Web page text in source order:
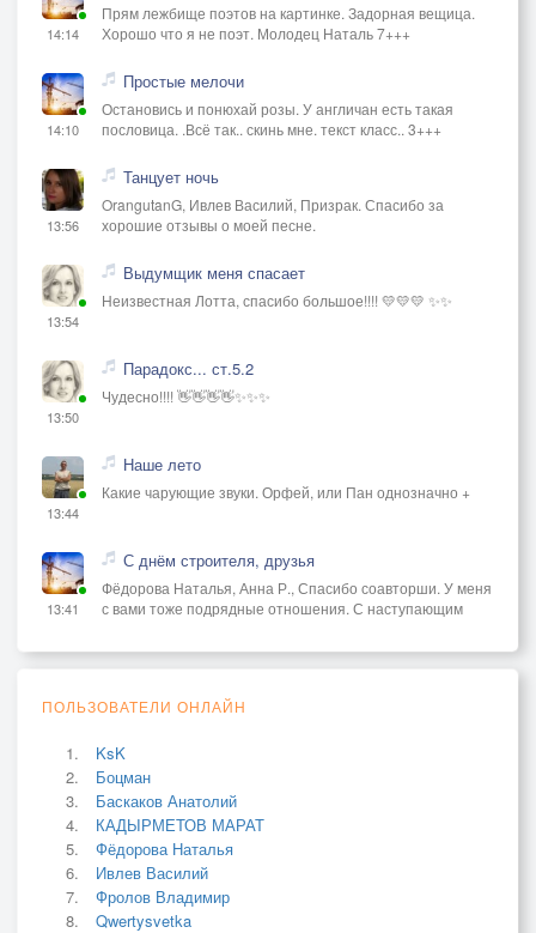
14:14
Прям лежбище поэтов на картинке. Задорная вещица.
Хорошо что я не поэт. Молодец Наталь 7+++
14:10
Простые мелочи
Остановись и понюхай розы. У англичан есть такая
пословица. .Всё так.. скинь мне. текст класс.. 3+++
13:56
Танцует ночь
OrangutanG, Ивлев Василий, Призрак. Спасибо за
хорошие отзывы о моей песне.
13:54
Выдумщик меня спасает
Неизвестная Лотта, спасибо большое!!!! 💛💛💛 ✨✨
13:50
Парадокс... ст.5.2
Чудесно!!!! 👋👋👋👋✨✨✨
13:44
Наше лето
Какие чарующие звуки. Орфей, или Пан однозначно +
13:41
С днём строителя, друзья
Фёдорова Наталья, Анна Р., Спасибо соавторши. У меня
с вами тоже подрядные отношения. С наступающим
ПОЛЬЗОВАТЕЛИ ОНЛАЙН
KsK
Боцман
Баскаков Анатолий
КАДЫРМЕТОВ МАРАТ
Фёдорова Наталья
Ивлев Василий
Фролов Владимир
Qwertysvetka